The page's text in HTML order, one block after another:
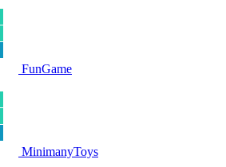
FunGame
MinimanyToys